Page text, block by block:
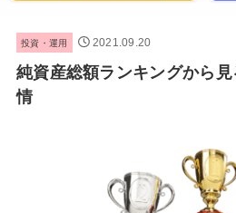
投資・運用 2021.09.20
純資産総額ランキングから
情